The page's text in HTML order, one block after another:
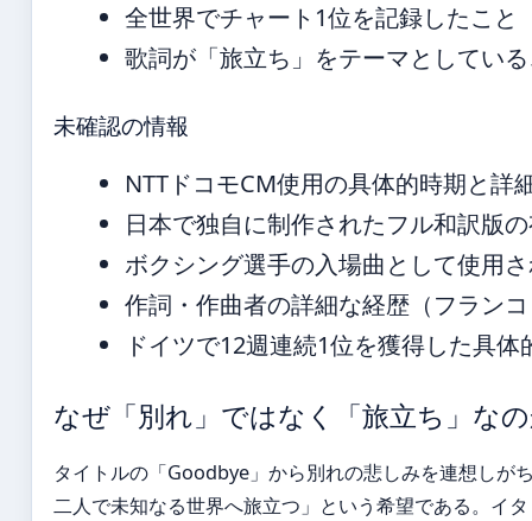
全世界でチャート1位を記録したこと
歌詞が「旅立ち」をテーマとしてい
未確認の情報
NTTドコモCM使用の具体的時期と詳
日本で独自に制作されたフル和訳版
ボクシング選手の入場曲として使用
作詞・作曲者の詳細な経歴（フラン
ドイツで12週連続1位を獲得した具
なぜ「別れ」ではなく「旅立ち」な
タイトルの「Goodbye」から別れの悲しみを連想しが
二人で未知なる世界へ旅立つ」という希望である。イ